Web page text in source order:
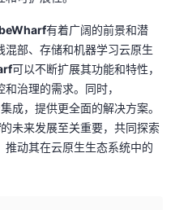
有着广阔的前景和潜
部、存储和机器学习云原生
可以不断扩展其功能和特性，
治理的需求。同时，
成，提供更全面的解决方案。
的未来发展至关重要，共同探索
动其在云原生生态系统中的